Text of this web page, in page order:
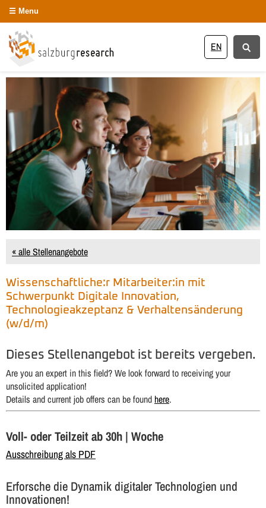
EN
Menu
« alle Stellenangebote
Wissenschaftliche:r Mitarbeiter:in mit
Schwerpunkt Digitale Innovation,
Technologieakzeptanz & Verhaltensänderung
(w/d/m)
Dieses Stellenangebot ist bereits vergeben.
Are you an expert in this field? We look forward to receiving your
unsolicited application!
Details and current job offers can be found here.
Voll- oder Teilzeit ab 30h | Woche
Ausschreibung als PDF
Erforsche die Dynamik digitaler Technologien und
Innovationen!